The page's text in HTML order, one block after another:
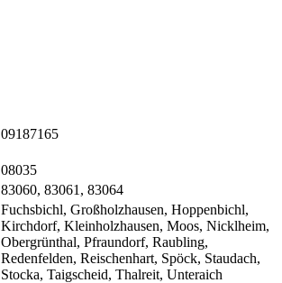
09187165
08035
83060, 83061, 83064
Fuchsbichl, Großholzhausen, Hoppenbichl,
Kirchdorf, Kleinholzhausen, Moos, Nicklheim,
Obergrünthal, Pfraundorf, Raubling,
Redenfelden, Reischenhart, Spöck, Staudach,
Stocka, Taigscheid, Thalreit, Unteraich